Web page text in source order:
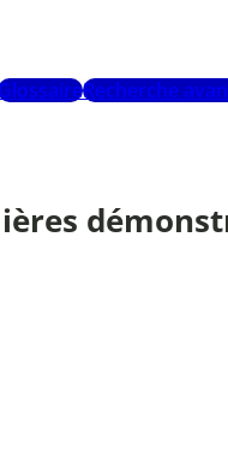
Recherche